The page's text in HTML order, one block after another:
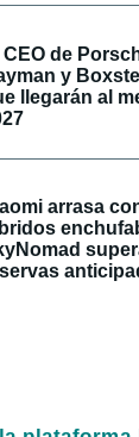
CEO de
y
llegarán al
arrasa